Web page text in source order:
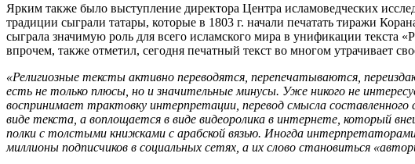
Ярким также было выступление директора Центра исламоведческих
традиции сыграли татары, которые в 1803 г. начали печатать тиражи
сыграла значимую роль для всего исламского мира в унификации текста
впрочем, также отметил, сегодня печатный текст во многом утрачивает
«Религиозные тексты активно переводятся, перепечатываются,
есть не только плюсы, но и значительные минусы. Уже никого не
воспринимает трактовку интерпретации, перевод смысла
виде текста, а воплощается в виде видеоролика в интернете, который
полки с толстыми книжками с арабской вязью. Иногда
миллионы подписчиков в социальных сетях, а их слово становиться